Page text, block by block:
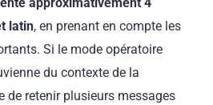
approximativement 4
latin, en prenant en compte les
Si le mode opératoire
du contexte de la
de retenir plusieurs messages